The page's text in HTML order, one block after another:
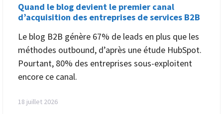
Quand le blog devient le premier canal
d’acquisition des entreprises de services B2B
Le blog B2B génère 67% de leads en plus que les
méthodes outbound, d’après une étude HubSpot.
Pourtant, 80% des entreprises sous-exploitent
encore ce canal.
18 juillet 2026